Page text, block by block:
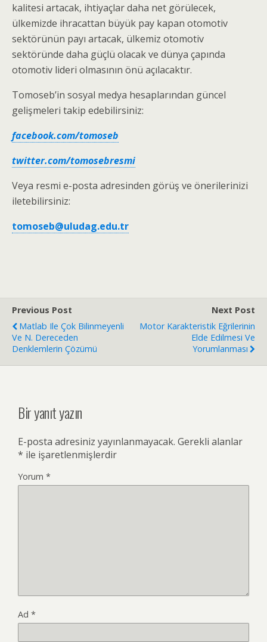
kalitesi artacak, ihtiyaçlar daha net görülecek,
ülkemizde ihracattan büyük pay kapan otomotiv
sektörünün payı artacak, ülkemiz otomotiv
sektöründe daha güçlü olacak ve dünya çapında
otomotiv lideri olmasının önü açılacaktır.
Tomoseb’in sosyal medya hesaplarından güncel
gelişmeleri takip edebilirsiniz:
facebook.com/tomoseb
twitter.com/tomosebresmi
Veya resmi e-posta adresinden görüş ve önerilerinizi
iletebilirsiniz:
tomoseb@uludag.edu.tr
Previous Post
Matlab Ile Çok Bilinmeyenli
Ve N. Dereceden
Denklemlerin Çözümü
Next Post
Motor Karakteristik Eğrilerinin
Elde Edilmesi Ve
Yorumlanması
Bir yanıt yazın
E-posta adresiniz yayınlanmayacak. Gerekli alanlar
* ile işaretlenmişlerdir
Yorum *
Ad *